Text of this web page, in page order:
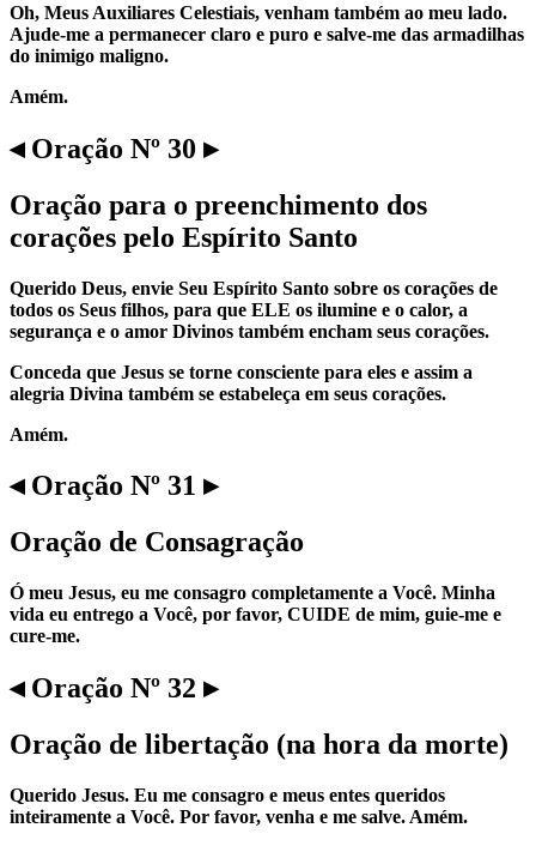
Oh, Meus Auxiliares Celestiais, venham também ao meu lado.
Ajude-me a permanecer claro e puro e salve-me das armadilhas
do inimigo maligno.
Amém.
◂ Oração Nº 30 ▸
Oração para o preenchimento dos
corações pelo Espírito Santo
Querido Deus, envie Seu Espírito Santo sobre os corações de
todos os Seus filhos, para que ELE os ilumine e o calor, a
segurança e o amor Divinos também encham seus corações.
Conceda que Jesus se torne consciente para eles e assim a
alegria Divina também se estabeleça em seus corações.
Amém.
◂ Oração Nº 31 ▸
Oração de Consagração
Ó meu Jesus, eu me consagro completamente a Você. Minha
vida eu entrego a Você, por favor, CUIDE de mim, guie-me e
cure-me.
◂ Oração Nº 32 ▸
Oração de libertação (na hora da morte)
Querido Jesus. Eu me consagro e meus entes queridos
inteiramente a Você. Por favor, venha e me salve. Amém.